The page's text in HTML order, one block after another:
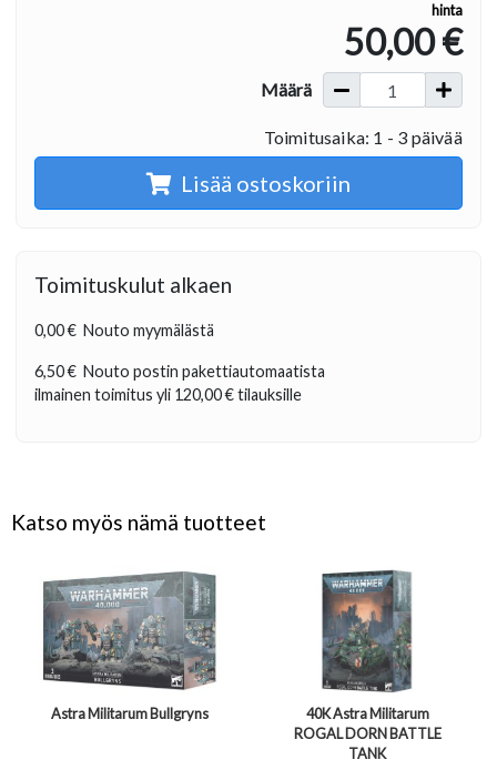
hinta
50,00 €
Määrä
Toimitusaika: 1 - 3 päivää
Lisää ostoskoriin
Toimituskulut alkaen
0,00 € Nouto myymälästä
6,50 € Nouto postin pakettiautomaatista
ilmainen toimitus yli 120,00 €tilauksille
Katso myös nämä tuotteet
Astra Militarum Bullgryns
40K Astra Militarum
ROGAL DORN BATTLE
TANK